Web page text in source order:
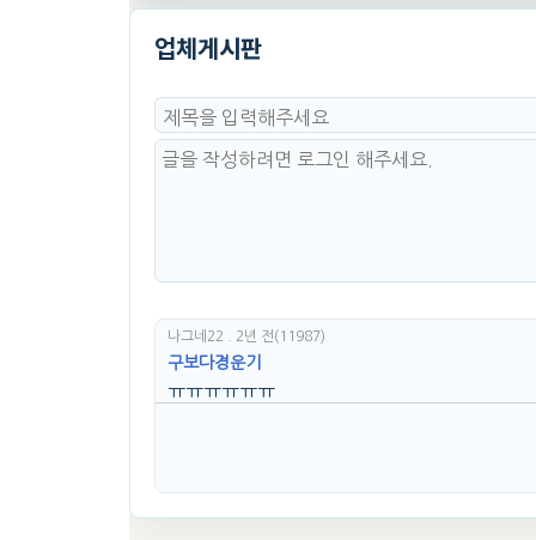
업체게시판
나그네22 . 2년 전(11987)
구보다경운기
ㅠㅠㅠㅠㅠㅠ